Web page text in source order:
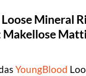
Mineral
Makellose
YoungBlood